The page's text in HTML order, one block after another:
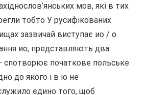
мов, які в тих
тобто У русифікованих
зазвичай виступає ио / о.
ио, представляють два
спотворює початкове польське
до якого i в io не
єдино того, щоб